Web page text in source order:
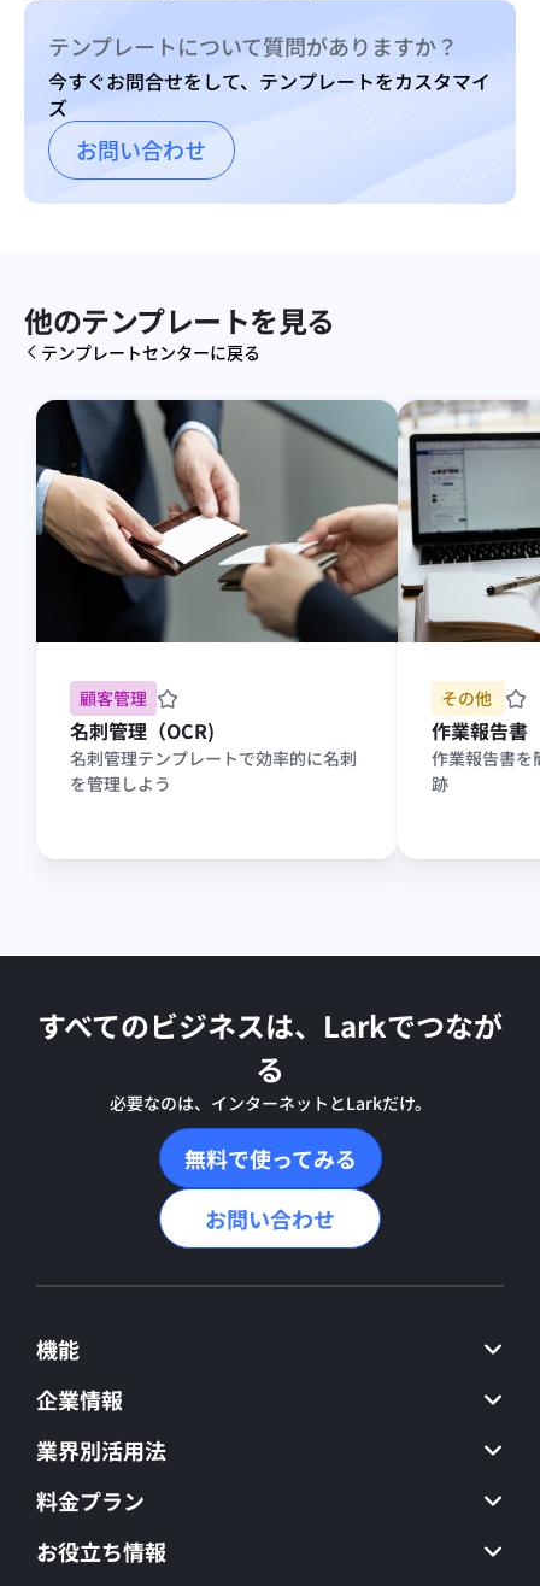
テンプレートについて質問がありますか？
今すぐお問合せをして、テンプレートをカスタマイ
ズ
お問い合わせ
他のテンプレートを見る
テンプレートセンターに戻る
顧客管理
名刺管理（OCR)
名刺管理テンプレートで効率的に名刺
を管理しよう
その他
作業報告書
作業報告書を
跡
すべてのビジネスは、Larkでつなが
る
必要なのは、インターネットとLarkだけ。
無料で使ってみる
お問い合わせ
機能
企業情報
業界別活用法
料金プラン
お役立ち情報